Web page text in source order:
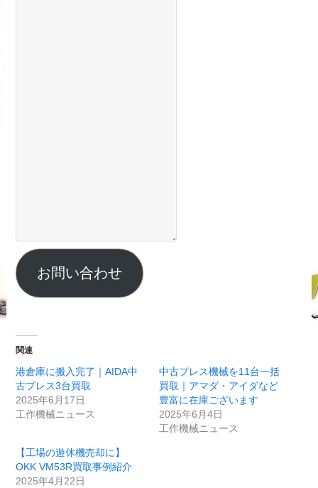
お問い合わせ
関連
港倉庫に搬入完了｜AIDA中
古プレス3台買取
2025年6月17日
工作機械ニュース
中古プレス機械を11台一括
買取｜アマダ・アイダなど
豊富に在庫ございます
2025年6月4日
工作機械ニュース
【工場の遊休機売却に】
OKK VM53R買取事例紹介
2025年4月22日